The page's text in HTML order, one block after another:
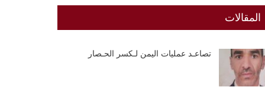
المقالات
تصاعـد عمليات اليمن لـكسر الحـصار